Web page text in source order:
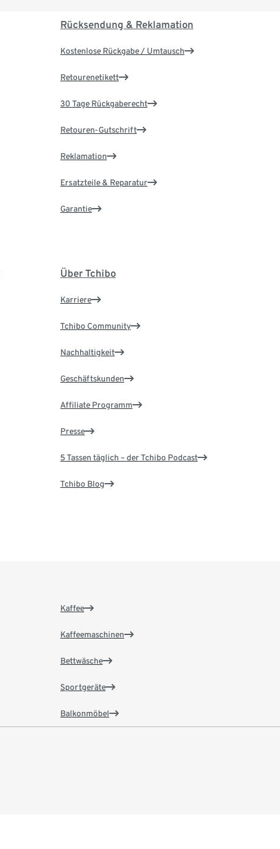
Rücksendung & Reklamation
Kostenlose Rückgabe / Umtausch
Retourenetikett
30 Tage Rückgaberecht
Retouren-Gutschrift
Reklamation
Ersatzteile & Reparatur
Garantie
Über Tchibo
Karriere
Tchibo Community
Nachhaltigkeit
Geschäftskunden
Affiliate Programm
Presse
5 Tassen täglich – der Tchibo Podcast
Tchibo Blog
Kaffee
Kaffeemaschinen
Bettwäsche
Sportgeräte
Balkonmöbel